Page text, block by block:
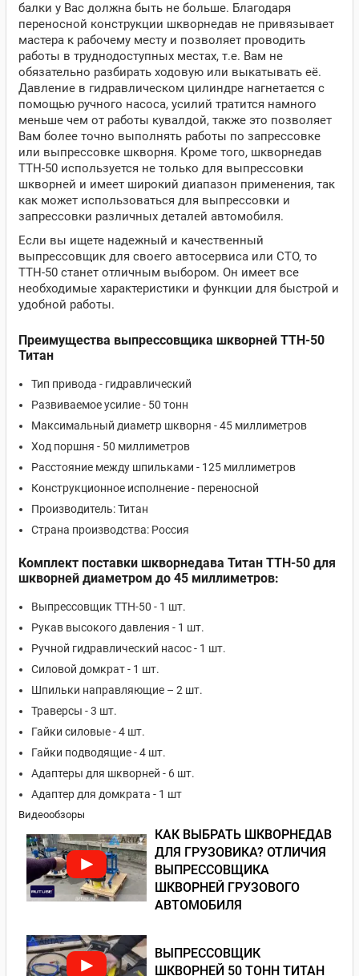
балки у Вас должна быть не больше. Благодаря
переносной конструкции шкворнедав не привязывает
мастера к рабочему месту и позволяет проводить
работы в труднодоступных местах, т.е. Вам не
обязательно разбирать ходовую или выкатывать её.
Давление в гидравлическом цилиндре нагнетается с
помощью ручного насоса, усилий тратится намного
меньше чем от работы кувалдой, также это позволяет
Вам более точно выполнять работы по запрессовке
или выпрессовке шкворня. Кроме того, шкворнедав
ТТН-50 используется не только для выпрессовки
шкворней и имеет широкий диапазон применения, так
как может использоваться для выпрессовки и
запрессовки различных деталей автомобиля.
Если вы ищете надежный и качественный
выпрессовщик для своего автосервиса или СТО, то
ТТН-50 станет отличным выбором. Он имеет все
необходимые характеристики и функции для быстрой и
удобной работы.
Преимущества выпрессовщика шкворней ТТН-50
Титан
Тип привода - гидравлический
Развиваемое усилие - 50 тонн
Максимальный диаметр шкворня - 45 миллиметров
Ход поршня - 50 миллиметров
Расстояние между шпильками - 125 миллиметров
Конструкционное исполнение - переносной
Производитель: Титан
Страна производства: Россия
Комплект поставки шкворнедава Титан ТТН-50 для
шкворней диаметром до 45 миллиметров:
Выпрессовщик ТТН-50 - 1 шт.
Рукав высокого давления - 1 шт.
Ручной гидравлический насос - 1 шт.
Силовой домкрат - 1 шт.
Шпильки направляющие – 2 шт.
Траверсы - 3 шт.
Гайки силовые - 4 шт.
Гайки подводящие - 4 шт.
Адаптеры для шкворней - 6 шт.
Адаптер для домкрата - 1 шт
Видеообзоры
КАК ВЫБРАТЬ ШКВОРНЕДАВ
ДЛЯ ГРУЗОВИКА? ОТЛИЧИЯ
ВЫПРЕССОВЩИКА
ШКВОРНЕЙ ГРУЗОВОГО
АВТОМОБИЛЯ
ВЫПРЕССОВЩИК
ШКВОРНЕЙ 50 ТОНН ТИТАН